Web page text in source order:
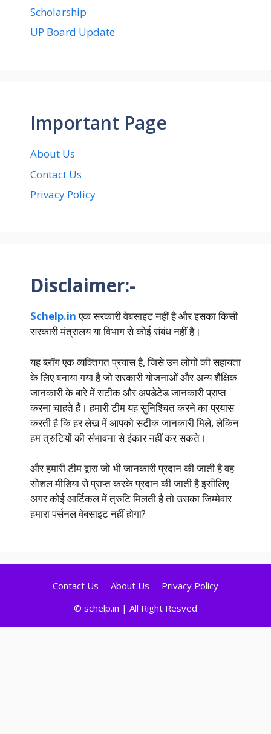
Scholarship
UP Board Update
Important Page
About Us
Contact Us
Privacy Policy
Disclaimer:-
Schelp.inएक सरकारी वेबसाइट नहीं है और इसका किसी
सरकारी मंत्रालय या विभाग से कोई संबंध नहीं है।
यह ब्लॉग एक व्यक्तिगत प्रयास है, जिसे उन लोगों की सहायता
के लिए बनाया गया है जो सरकारी योजनाओं और अन्य शैक्षिक
जानकारी के बारे में सटीक और अपडेटेड जानकारी प्राप्त
करना चाहते हैं। हमारी टीम यह सुनिश्चित करने का प्रयास
करती है कि हर लेख में आपको सटीक जानकारी मिले, लेकिन
हम त्रुटियों की संभावना से इंकार नहीं कर सकते।
और हमारी टीम द्वारा जो भी जानकारी प्रदान की जाती है वह
सोशल मीडिया से प्राप्त करके प्रदान की जाती है इसीलिए
अगर कोई आर्टिकल में त्रुटि मिलती है तो उसका जिम्मेवार
हमारा पर्सनल वेबसाइट नहीं होगा?
Contact Us About Us
Privacy Policy
© schelp.in | All Right Resved